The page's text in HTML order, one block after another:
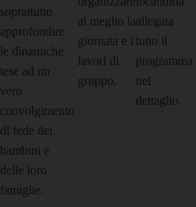
soprattutto
approfondire
le dinamiche
tese ad un
vero
convolgimento
di fede dei
bambini e
delle loro
famiglie.
al meglio la
giornata e i
lavori di
gruppo.
allegata
tutto il
programma
nel
dettaglio.